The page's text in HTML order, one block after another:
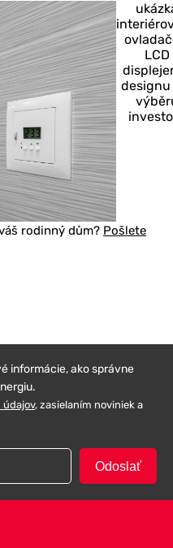
LCD
designu
rodinný dům? Pošlete
informácie, ako správne
údajov, zasielaním noviniek a
Odoslať